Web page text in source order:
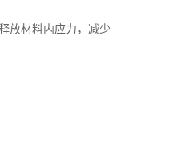
放材料内应力，减少